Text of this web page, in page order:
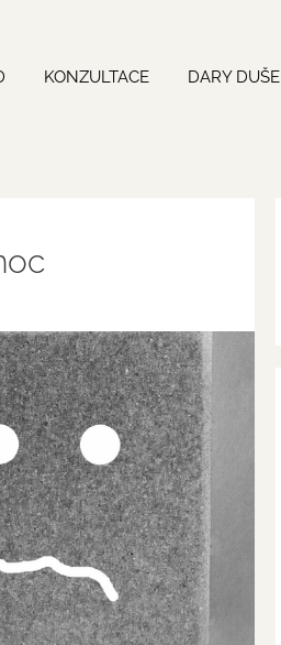
KONZULTACE DARY DUŠE